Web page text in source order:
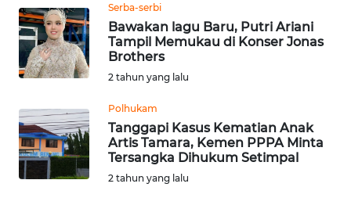
Serba-serbi
Bawakan lagu Baru, Putri Ariani
Tampil Memukau di Konser Jonas
Brothers
2 tahun yang lalu
Polhukam
Tanggapi Kasus Kematian Anak
Artis Tamara, Kemen PPPA Minta
Tersangka Dihukum Setimpal
2 tahun yang lalu
SUMUT
WN
JAKARTA
WN
JABAR
WN